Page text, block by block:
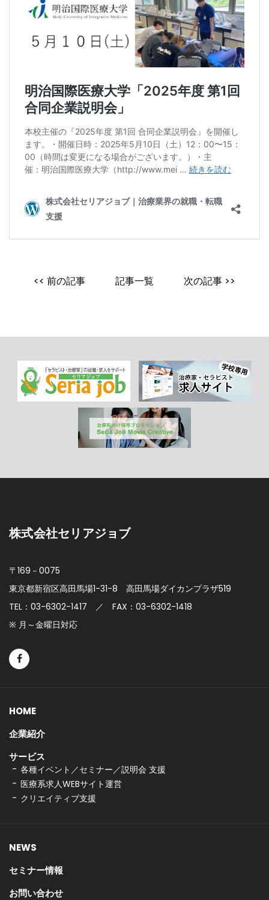
<< 前の記事 記事一覧 次の記事 >>
株式会社セリアジョブ
〒169－0075
東京都新宿区高田馬場1-31-8 高田馬場ダイカンプラザ519
TEL：03-6302-1417 ／ FAX：03-6302-1418
※ 月～金曜日対応
HOME
企業紹介
サービス
各種イベント／セミナー／説明会 支援
医療系求人WEBサイト運営
クリエイティブ支援
NEWS
セミナー情報
お問い合わせ